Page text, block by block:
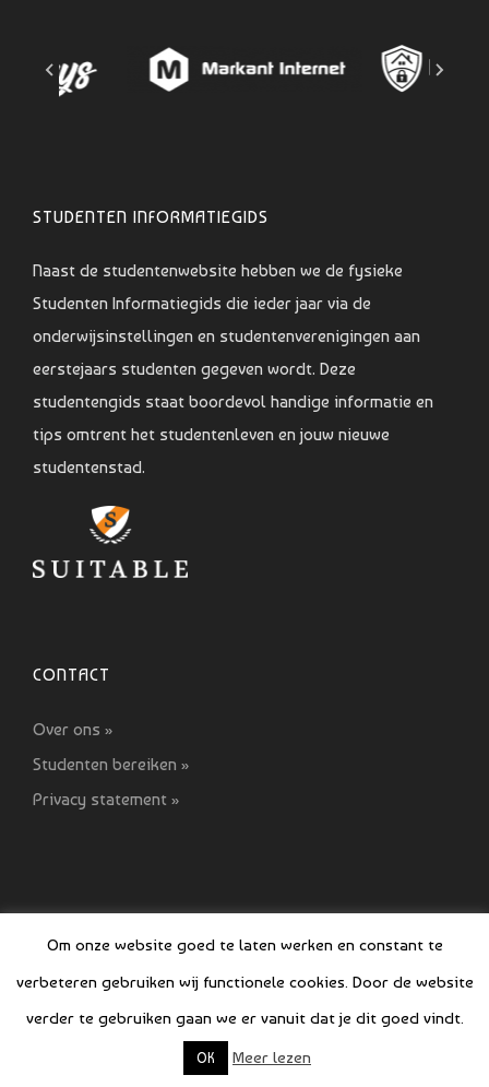
STUDENTEN INFORMATIEGIDS
Naast de studentenwebsite hebben we de fysieke
Studenten Informatiegids die ieder jaar via de
onderwijsinstellingen en studentenverenigingen aan
eerstejaars studenten gegeven wordt. Deze
studentengids staat boordevol handige informatie en
tips omtrent het studentenleven en jouw nieuwe
studentenstad.
CONTACT
Over ons »
Studenten bereiken »
Privacy statement »
© COPYRIGHT SI GIDS 2021-2022
Om onze website goed te laten werken en constant te
verbeteren gebruiken wij functionele cookies. Door de website
verder te gebruiken gaan we er vanuit dat je dit goed vindt.
OK Meer lezen